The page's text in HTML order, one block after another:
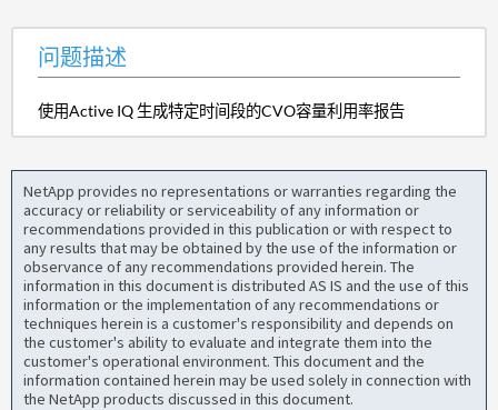
问题描述
使用Active IQ 生成特定时间段的CVO容量利用率报告
NetApp provides no representations or warranties regarding the
accuracy or reliability or serviceability of any information or
recommendations provided in this publication or with respect to
any results that may be obtained by the use of the information or
observance of any recommendations provided herein. The
information in this document is distributed AS IS and the use of this
information or the implementation of any recommendations or
techniques herein is a customer's responsibility and depends on
the customer's ability to evaluate and integrate them into the
customer's operational environment. This document and the
information contained herein may be used solely in connection with
the NetApp products discussed in this document.